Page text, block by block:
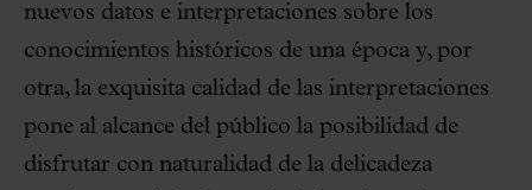
nuevos datos e interpretaciones sobre los
conocimientos históricos de una época y, por
otra, la exquisita calidad de las interpretaciones
pone al alcance del público la posibilidad de
disfrutar con naturalidad de la delicadeza